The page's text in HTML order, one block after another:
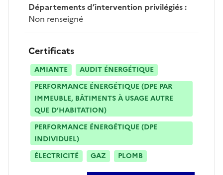
Départements d’intervention privilégiés:
Non renseigné
Certificats
AMIANTE
AUDIT ÉNERGÉTIQUE
PERFORMANCE ÉNERGÉTIQUE (DPE PAR
IMMEUBLE, BÂTIMENTS À USAGE AUTRE
QUE D’HABITATION)
PERFORMANCE ÉNERGÉTIQUE (DPE
INDIVIDUEL)
ÉLECTRICITÉ
GAZ PLOMB